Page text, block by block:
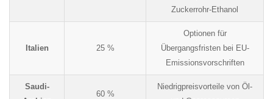
Zuckerrohr-Ethanol
Italien 25 %
Optionen für
Übergangsfristen bei EU-
Emissionsvorschriften
Saudi-
60 %
Niedrigpreisvorteile von Öl-